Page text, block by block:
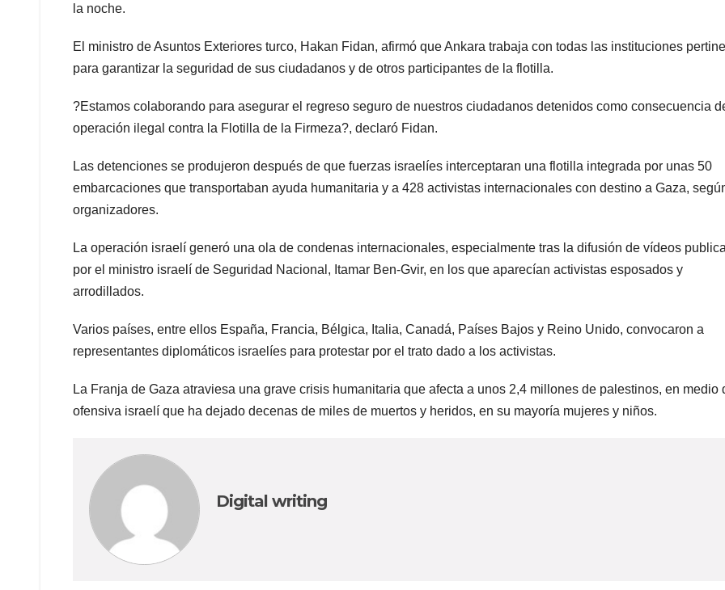
la noche.
El ministro de Asuntos Exteriores turco, Hakan Fidan, afirmó que Ankara trabaja con todas las instituciones
para garantizar la seguridad de sus ciudadanos y de otros participantes de la flotilla.
?Estamos colaborando para asegurar el regreso seguro de nuestros ciudadanos detenidos como consecuencia
operación ilegal contra la Flotilla de la Firmeza?, declaró Fidan.
Las detenciones se produjeron después de que fuerzas israelíes interceptaran una flotilla integrada por unas 50
embarcaciones que transportaban ayuda humanitaria y a 428 activistas internacionales con destino a Gaza,
organizadores.
La operación israelí generó una ola de condenas internacionales, especialmente tras la difusión de vídeos
por el ministro israelí de Seguridad Nacional, Itamar Ben-Gvir, en los que aparecían activistas esposados y
arrodillados.
Varios países, entre ellos España, Francia, Bélgica, Italia, Canadá, Países Bajos y Reino Unido, convocaron a
representantes diplomáticos israelíes para protestar por el trato dado a los activistas.
La Franja de Gaza atraviesa una grave crisis humanitaria que afecta a unos 2,4 millones de palestinos, en medio
ofensiva israelí que ha dejado decenas de miles de muertos y heridos, en su mayoría mujeres y niños.
Digital writing